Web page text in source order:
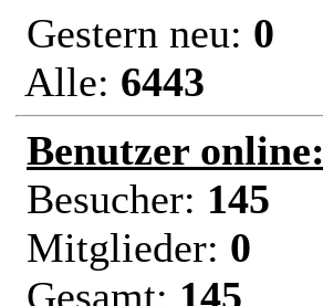
Gestern neu: 0
Alle: 6443
Benutzer online:
Besucher: 145
Mitglieder: 0
Gesamt: 145